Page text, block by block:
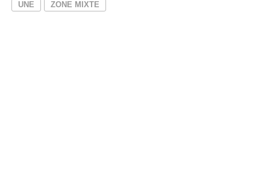
UNE ZONE MIXTE